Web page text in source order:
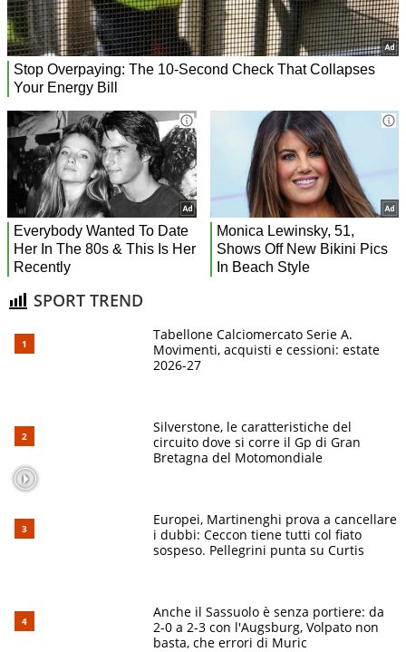
SPORT TREND
Tabellone Calciomercato Serie A.
Movimenti, acquisti e cessioni: estate
2026-27
Silverstone, le caratteristiche del
circuito dove si corre il Gp di Gran
Bretagna del Motomondiale
Europei, Martinenghi prova a cancellare
i dubbi: Ceccon tiene tutti col fiato
sospeso. Pellegrini punta su Curtis
Anche il Sassuolo è senza portiere: da
2-0 a 2-3 con l'Augsburg, Volpato non
basta, che errori di Muric